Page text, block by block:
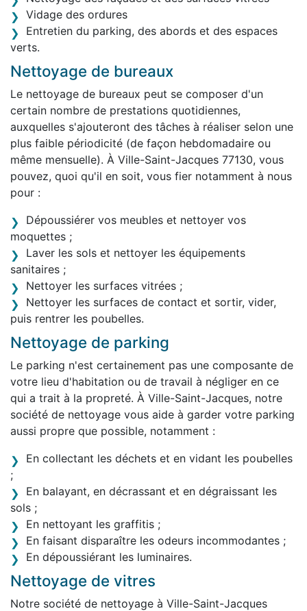
Vidage des ordures
Entretien du parking, des abords et des espaces
verts.
Nettoyage de bureaux
Le nettoyage de bureaux peut se composer d'un
certain nombre de prestations quotidiennes,
auxquelles s'ajouteront des tâches à réaliser selon une
plus faible périodicité (de façon hebdomadaire ou
même mensuelle). À Ville-Saint-Jacques 77130, vous
pouvez, quoi qu'il en soit, vous fier notamment à nous
pour :
Dépoussiérer vos meubles et nettoyer vos
moquettes ;
Laver les sols et nettoyer les équipements
sanitaires ;
Nettoyer les surfaces vitrées ;
Nettoyer les surfaces de contact et sortir, vider,
puis rentrer les poubelles.
Nettoyage de parking
Le parking n'est certainement pas une composante de
votre lieu d'habitation ou de travail à négliger en ce
qui a trait à la propreté. À Ville-Saint-Jacques, notre
société de nettoyage vous aide à garder votre parking
aussi propre que possible, notamment :
En collectant les déchets et en vidant les poubelles
;
En balayant, en décrassant et en dégraissant les
sols ;
En nettoyant les graffitis ;
En faisant disparaître les odeurs incommodantes ;
En dépoussiérant les luminaires.
Nettoyage de vitres
Notre société de nettoyage à Ville-Saint-Jacques